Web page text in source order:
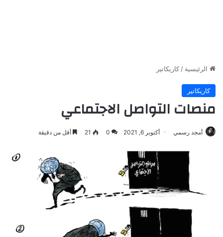
الرئيسية / كاريكاتير
كاريكاتير
منصات التواصل الاجتماعي
أمجد رسمي أكتوبر 6, 2021 0
21 أقل من دقيقة